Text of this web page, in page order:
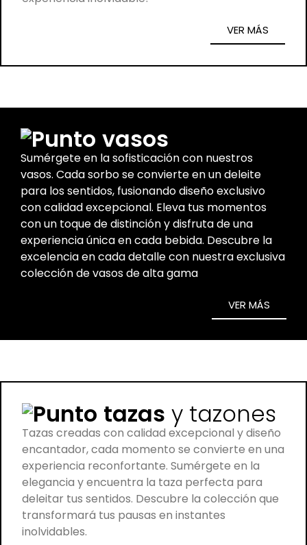
VER MÁS
vasos
Sumérgete en la sofisticación con nuestros
vasos. Cada sorbo se convierte en un deleite
para los sentidos, fusionando diseño exclusivo
con calidad excepcional. Eleva tus momentos
con un toque de distinción y disfruta de una
experiencia única en cada bebida. Descubre la
excelencia en cada detalle con nuestra exclusiva
colección de vasos de alta gama
VER MÁS
tazas y tazones
Tazas creadas con calidad excepcional y diseño
encantador, cada momento se convierte en una
experiencia reconfortante. Sumérgete en la
elegancia y encuentra la taza perfecta para
deleitar tus sentidos. Descubre la colección que
transformará tus pausas en instantes
inolvidables.